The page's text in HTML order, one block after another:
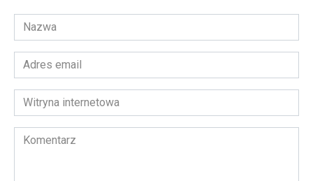
Nazwa
*
Adres
email
*Witryna
internetowa
Komentarz